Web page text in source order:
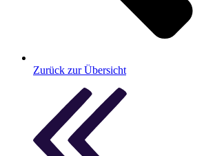
Zurück zur Übersicht